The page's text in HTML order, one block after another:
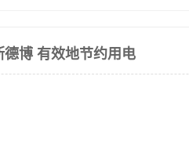
博 有效地节约用电